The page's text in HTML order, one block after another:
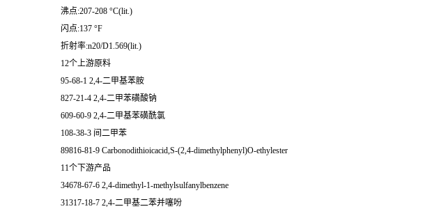
沸点:207-208 °C(lit.)
闪点:137 °F
折射率:n20/D1.569(lit.)
12个上游原料
95-68-1 2,4-二甲基苯胺
827-21-4 2,4-二甲苯磺酸钠
609-60-9 2,4-二甲基苯磺酰氯
108-38-3 间二甲苯
89816-81-9 Carbonodithioicacid,S-(2,4-dimethylphenyl)O-ethylester
11个下游产品
34678-67-6 2,4-dimethyl-1-methylsulfanylbenzene
31317-18-7 2,4-二甲基二苯并噻吩